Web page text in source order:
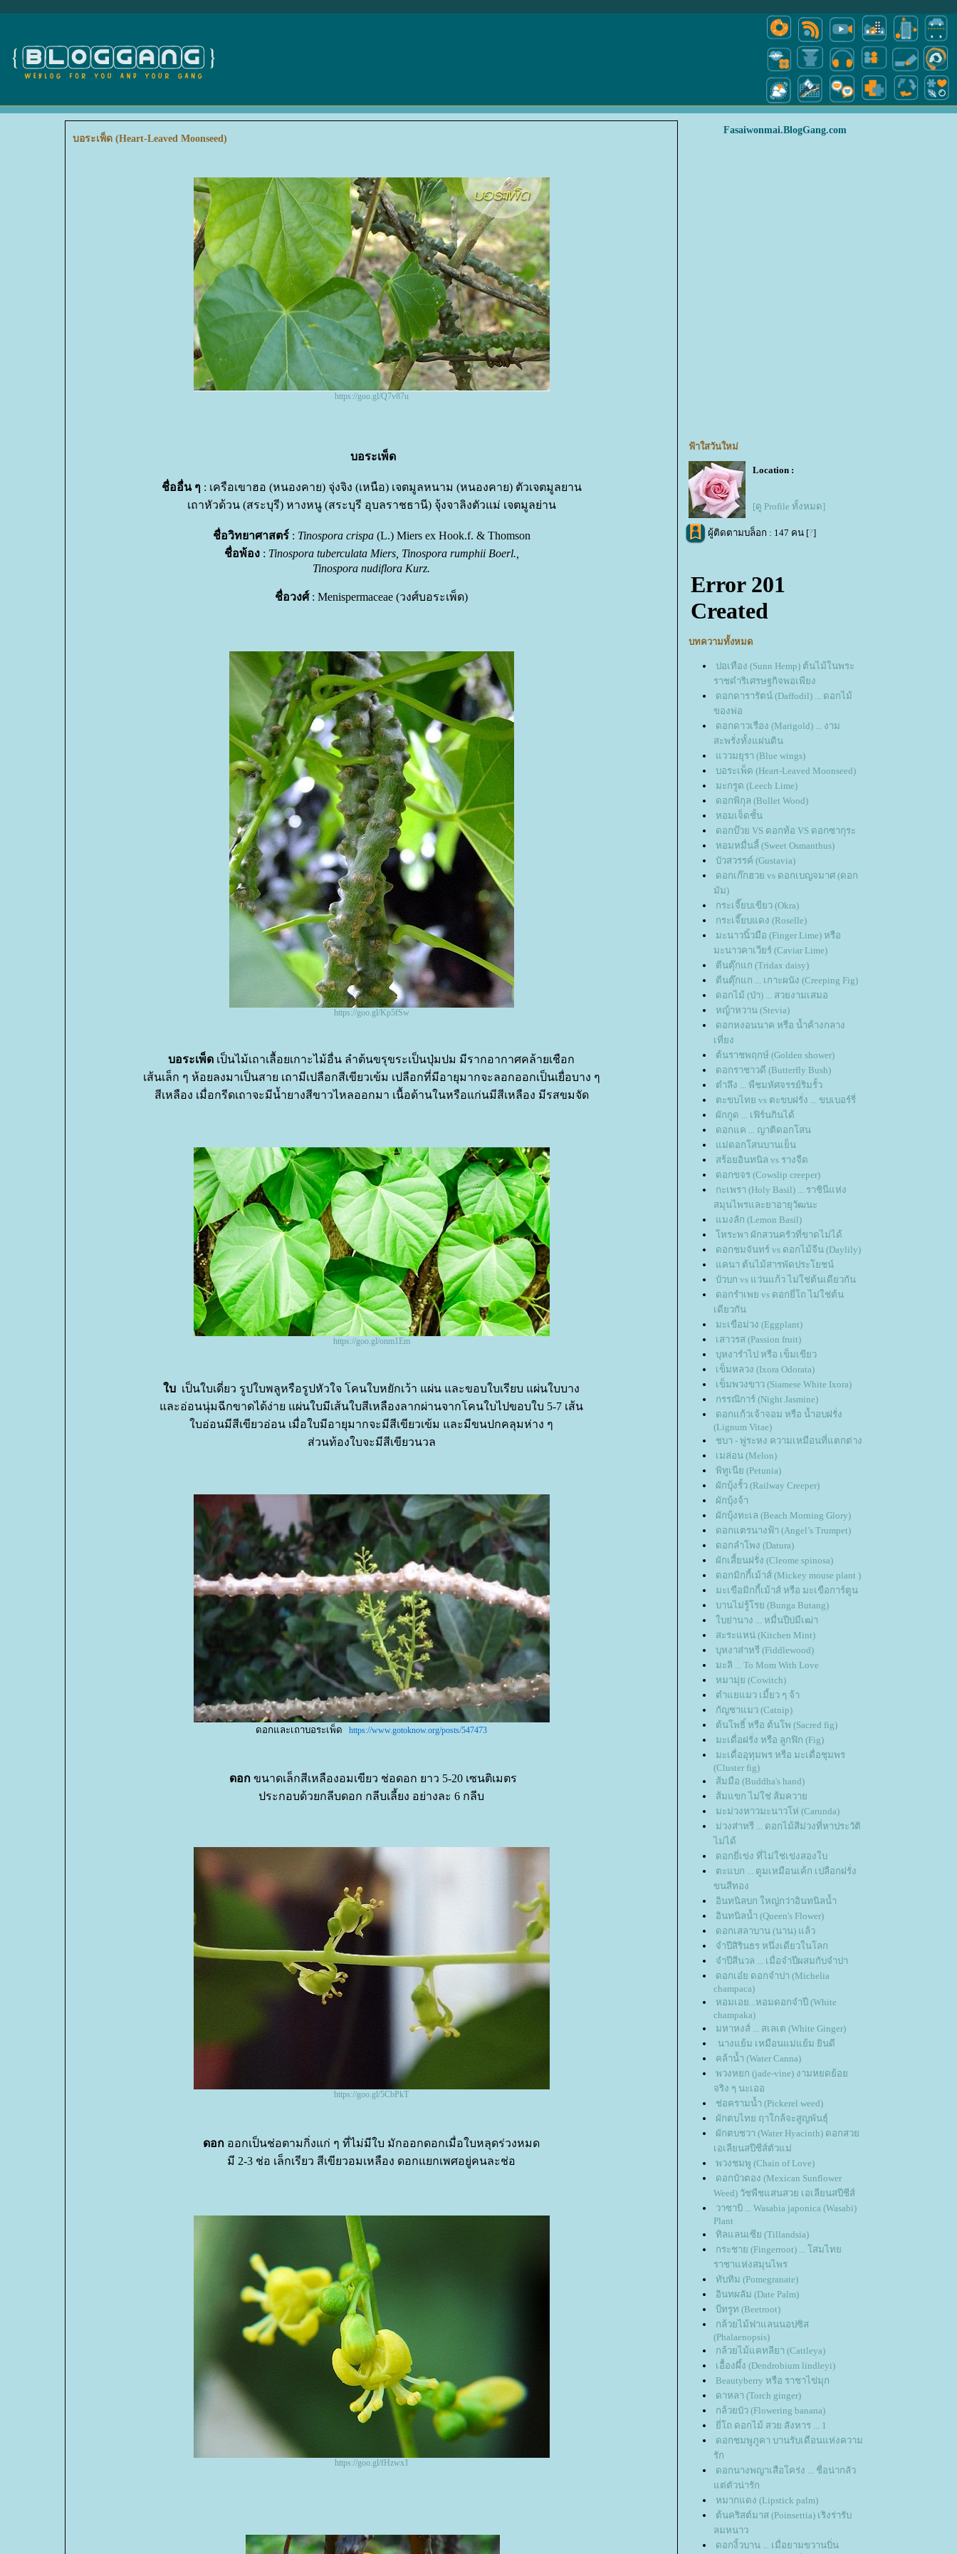
บอระเพ็ด (Heart-Leaved Moonseed)
https://goo.gl/Q7v87u
บอระเพ็ด
ชื่ออื่น ๆ : เครือเขาฮอ (หนองคาย) จุ่งจิง (เหนือ) เจตมูลหนาม (หนองคาย) ตัวเจตมูลยาน
เถาหัวด้วน (สระบุรี) หางหนู (สระบุรี อุบลราชธานี) จุ้งจาลิงตัวแม่ เจตมูลย่าน
ชื่อวิทยาศาสตร์: Tinospora crispa(L.) Miers ex Hook.f. & Thomson
ชื่อพ้อง: Tinospora tuberculata Miers, Tinospora rumphii Boerl.,
Tinospora nudiflora Kurz.
ชื่อวงศ์: Menispermaceae (วงศ์บอระเพ็ด)
https://goo.gl/Kp5fSw
บอระเพ็ด เป็นไม้เถาเลื้อยเกาะไม้อื่น ลำต้นขรุขระเป็นปุ่มปม มีรากอากาศคล้ายเชือก
เส้นเล็ก ๆ ห้อยลงมาเป็นสาย เถามีเปลือกสีเขียวเข้ม เปลือกที่มีอายุมากจะลอกออกเป็นเยื่อบาง ๆ
สีเหลือง เมื่อกรีดเถาจะมีน้ำยางสีขาวไหลออกมา เนื้อด้านในหรือแก่นมีสีเหลือง มีรสขมจัด
https://goo.gl/onm1Em
บ เป็นใบเดี่ยว รูปใบพลูหรือรูปหัวใจ โคนใบหยักเว้า แผ่น และขอบใบเรียบ แผ่นใบบาง
ละอ่อนนุ่มฉีกขาดได้ง่าย แผ่นใบมีเส้นใบสีเหลืองลากผ่านจากโคนใบไปขอบใบ 5-7 เส้น
บอ่อนมีสีเขียวอ่อน เมื่อใบมีอายุมากจะมีสีเขียวเข้ม และมีขนปกคลุมห่าง ๆ
ส่วนท้องใบจะมีสีเขียวนวล
ดอกและเถาบอระเพ็ด https://www.gotoknow.org/posts/547473
ดอก ขนาดเล็กสีเหลืองอมเขียว ช่อดอก ยาว 5-20 เซนติเมตร
ประกอบด้วยกลีบดอก กลีบเลี้ยง อย่างละ 6 กลีบ
https://goo.gl/5CbPkT
ดอก ออกเป็นช่อตามกิ่งแก่ ๆ ที่ไม่มีใบ มักออกดอกเมื่อใบหลุดร่วงหมด
มี 2-3 ช่อ เล็กเรียว สีเขียวอมเหลือง ดอกแยกเพศอยู่คนละช่อ
https://goo.gl/fHzwx1
Fasaiwonmai.BlogGang.com
ฟ้าใสวันใหม่
Location :
[ดู Profile ทั้งหมด]
ผู้ติดตามบล็อก : 147 คน [?]
บทความทั้งหมด
ปอเทือง (Sunn Hemp) ต้นไม้ในพระ
ราชดำริเศรษฐกิจพอเพียง
ดอกดารารัตน์ (Daffodil) ... ดอกไม้
ของพ่อ
ดอกดาวเรือง (Marigold) ... งาม
สะพรั่งทั้งแผ่นดิน
ววมยุรา (Blue wings)
บอระเพ็ด (Heart-Leaved Moonseed)
มะกรูด (Leech Lime)
ดอกพิกุล (Bullet Wood)
หอมเจ็ดชั้น
ดอกบ๊วย VS ดอกท้อ VS ดอกซากุระ
หอมหมื่นลี้ (Sweet Osmanthus)
บัวสวรรค์ (Gustavia)
ดอกเก๊กฮวย vs ดอกเบญจมาศ (ดอก
มัม)
กระเจี๊ยบเขียว (Okra)
กระเจี๊ยบแดง (Roselle)
มะนาวนิ้วมือ (Finger Lime) หรือ
มะนาวคาเวียร์ (Caviar Lime)
ตีนตุ๊กแก (Tridax daisy)
ตีนตุ๊กแก ... เกาะผนัง (Creeping Fig)
ดอกไม้ (ป่า) ... สวยงามเสมอ
หญ้าหวาน (Stevia)
ดอกหงอนนาค หรือ น้ำค้างกลาง
เที่ยง
ต้นราชพฤกษ์ (Golden shower)
ดอกราชาวดี (Butterfly Bush)
ตำลึง ... พืชมหัศจรรย์ริมรั้ว
ตะขบไทย vs ตะขบฝรั่ง ... ขบเบอร์รี่
ผักกูด ... เฟิร์นกินได้
ดอกแค ... ญาติดอกโสน
ม่ดอกโสนบานเย็น
สร้อยอินทนิล vs รางจืด
ดอกขจร (Cowslip creeper)
กะเพรา (Holy Basil) ... ราชินีแห่ง
สมุนไพรและยาอายุวัฒนะ
มงลัก (Lemon Basil)
หระพา ผักสวนครัวที่ขาดไม่ได้
ดอกชมจันทร์ vs ดอกไม้จีน (Daylily)
คนา ต้นไม้สารพัดประโยชน์
บัวบก vs แว่นแก้ว ไม่ใช่ต้นเดียวกัน
ดอกรำเพย vs ดอกยี่โถ ไม่ใช่ต้น
เดียวกัน
มะเขือม่วง (Eggplant)
เสาวรส (Passion fruit)
บุหงารำไป หรือ เข็มเขียว
เข็มหลวง (Ixora Odorata)
เข็มพวงขาว (Siamese White Ixora)
กรรณิการ์ (Night Jasmine)
ดอกแก้วเจ้าจอม หรือ น้ำอบฝรั่ง
(Lignum Vitae)
ชบา - พู่ระหง ความเหมือนที่แตกต่าง
เมล่อน (Melon)
พิทูเนีย (Petunia)
ผักบุ้งรั้ว (Railway Creeper)
ผักบุ้งจ้า
ผักบุ้งทะเล (Beach Morning Glory)
ดอกแตรนางฟ้า (Angel’s Trumpet)
ดอกลำโพง (Datura)
ผักเสี้ยนฝรั่ง (Cleome spinosa)
ดอกมิกกี้เม้าส์ (Mickey mouse plant )
มะเขือมิกกี้เม้าส์ หรือ มะเขือการ์ตูน
บานไม่รู้โรย (Bunga Butang)
บย่านาง ... หมื่นปีบ่มีเฒ่า
สะระแหน่ (Kitchen Mint)
บุหงาส่าหรี (Fiddlewood)
มะลิ ... To Mom With Love
หมามุ่ย (Cowitch)
ตำแยแมว เมี้ยว ๆ จ้า
กัญชาแมว (Catnip)
ต้นโพธิ์ หรือ ต้นโพ (Sacred fig)
มะเดื่อฝรั่ง หรือ ลูกฟิก (Fig)
มะเดื่ออุทุมพร หรือ มะเดื่อชุมพร
(Cluster fig)
ส้มมือ (Buddha's hand)
ส้มแขก ไม่ใช่ ส้มควา
มะม่วงหาวมะนาวโห่ (Carunda)
ม่วงส่าหรี ... ดอกไม้สีม่วงที่หาประวัติ
ไม่ได้
ดอกยี่เข่ง ที่ไม่ใช่เข่งสองใบ
ตะแบก ... ตูมเหมือนเค้ก เปลือกฝรั่ง
ขนสีทอง
อินทนิลบก ใหญ่กว่าอินทนิลน้ำ
อินทนิลน้ำ (Queen's Flower)
ดอกเสลาบาน (นาน) แล้ว
จำปีสิรินธร หนึ่งเดียวในโลก
จำปีสีนวล ... เมื่อจำปีผสมกับจำปา
ดอกเอ๋ย ดอกจำปา (Michelia
champaca)
หอมเอย...หอมดอกจำปี (White
champaka)
มหาหงส์ ... สเลเต (White Ginger)
นางแย้ม เหมือนแม่แย้ม ยินดี
คล้าน้ำ (Water Canna)
พวงหยก (jade-vine) งามหยดย้อ
จริง ๆ นะเออ
ช่อครามน้ำ (Pickerel weed)
ผักตบไทย ฤาใกล้จะสูญพันธุ์
ผักตบชวา (Water Hyacinth) ดอกสว
เอเลียนสปีชีส์ตัวแม่
พวงชมพู (Chain of Love)
ดอกบัวตอง (Mexican Sunflower
Weed) วัชพืชแสนสวย เอเลียนสปีชีส์
วาซาบิ ... Wasabia japonica (Wasabi)
Plant
ทิลแลนเซีย (Tillandsia)
กระชาย (Fingerroot) ... โสมไท
ราชาแห่งสมุนไพร
ทับทิม (Pomegranate)
อินทผลัม (Date Palm)
บีทรูท (Beetroot)
กล้วยไม้ฟาแลนนอปซิส
(Phalaenopsis)
กล้วยไม้แคทลียา (Cattleya)
เอื้องผึ้ง (Dendrobium lindleyi)
Beautyberry หรือ ราชาไข่มุก
ดาหลา (Torch ginger)
กล้วยบัว (Flowering banana)
ี่โถ ดอกไม้ สวย สังหาร ... 1
ดอกชมพูภูคา บานรับเดือนแห่งความ
รัก
ดอกนางพญาเสือโคร่ง ... ชื่อน่ากลัว
ต่ตัวน่ารัก
หมากแดง (Lipstick palm)
ต้นคริสต์มาส (Poinsettia) เริงร่ารับ
ลมหนาว
ดอกงิ้วบาน ... เมื่อยามขวานบิ่น